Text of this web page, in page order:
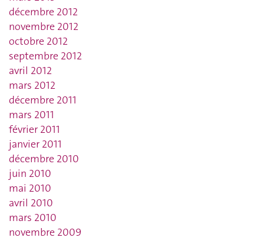
décembre 2012
novembre 2012
octobre 2012
septembre 2012
avril 2012
mars 2012
décembre 2011
mars 2011
février 2011
janvier 2011
décembre 2010
juin 2010
mai 2010
avril 2010
mars 2010
novembre 2009